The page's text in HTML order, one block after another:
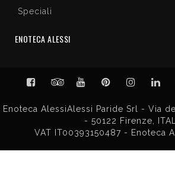
Speciali
ENOTECA ALESSI
Enoteca AlessiAlessi Paride Srl - Via
- 50122 Firenze,
VAT IT00393150487 - Enoteca